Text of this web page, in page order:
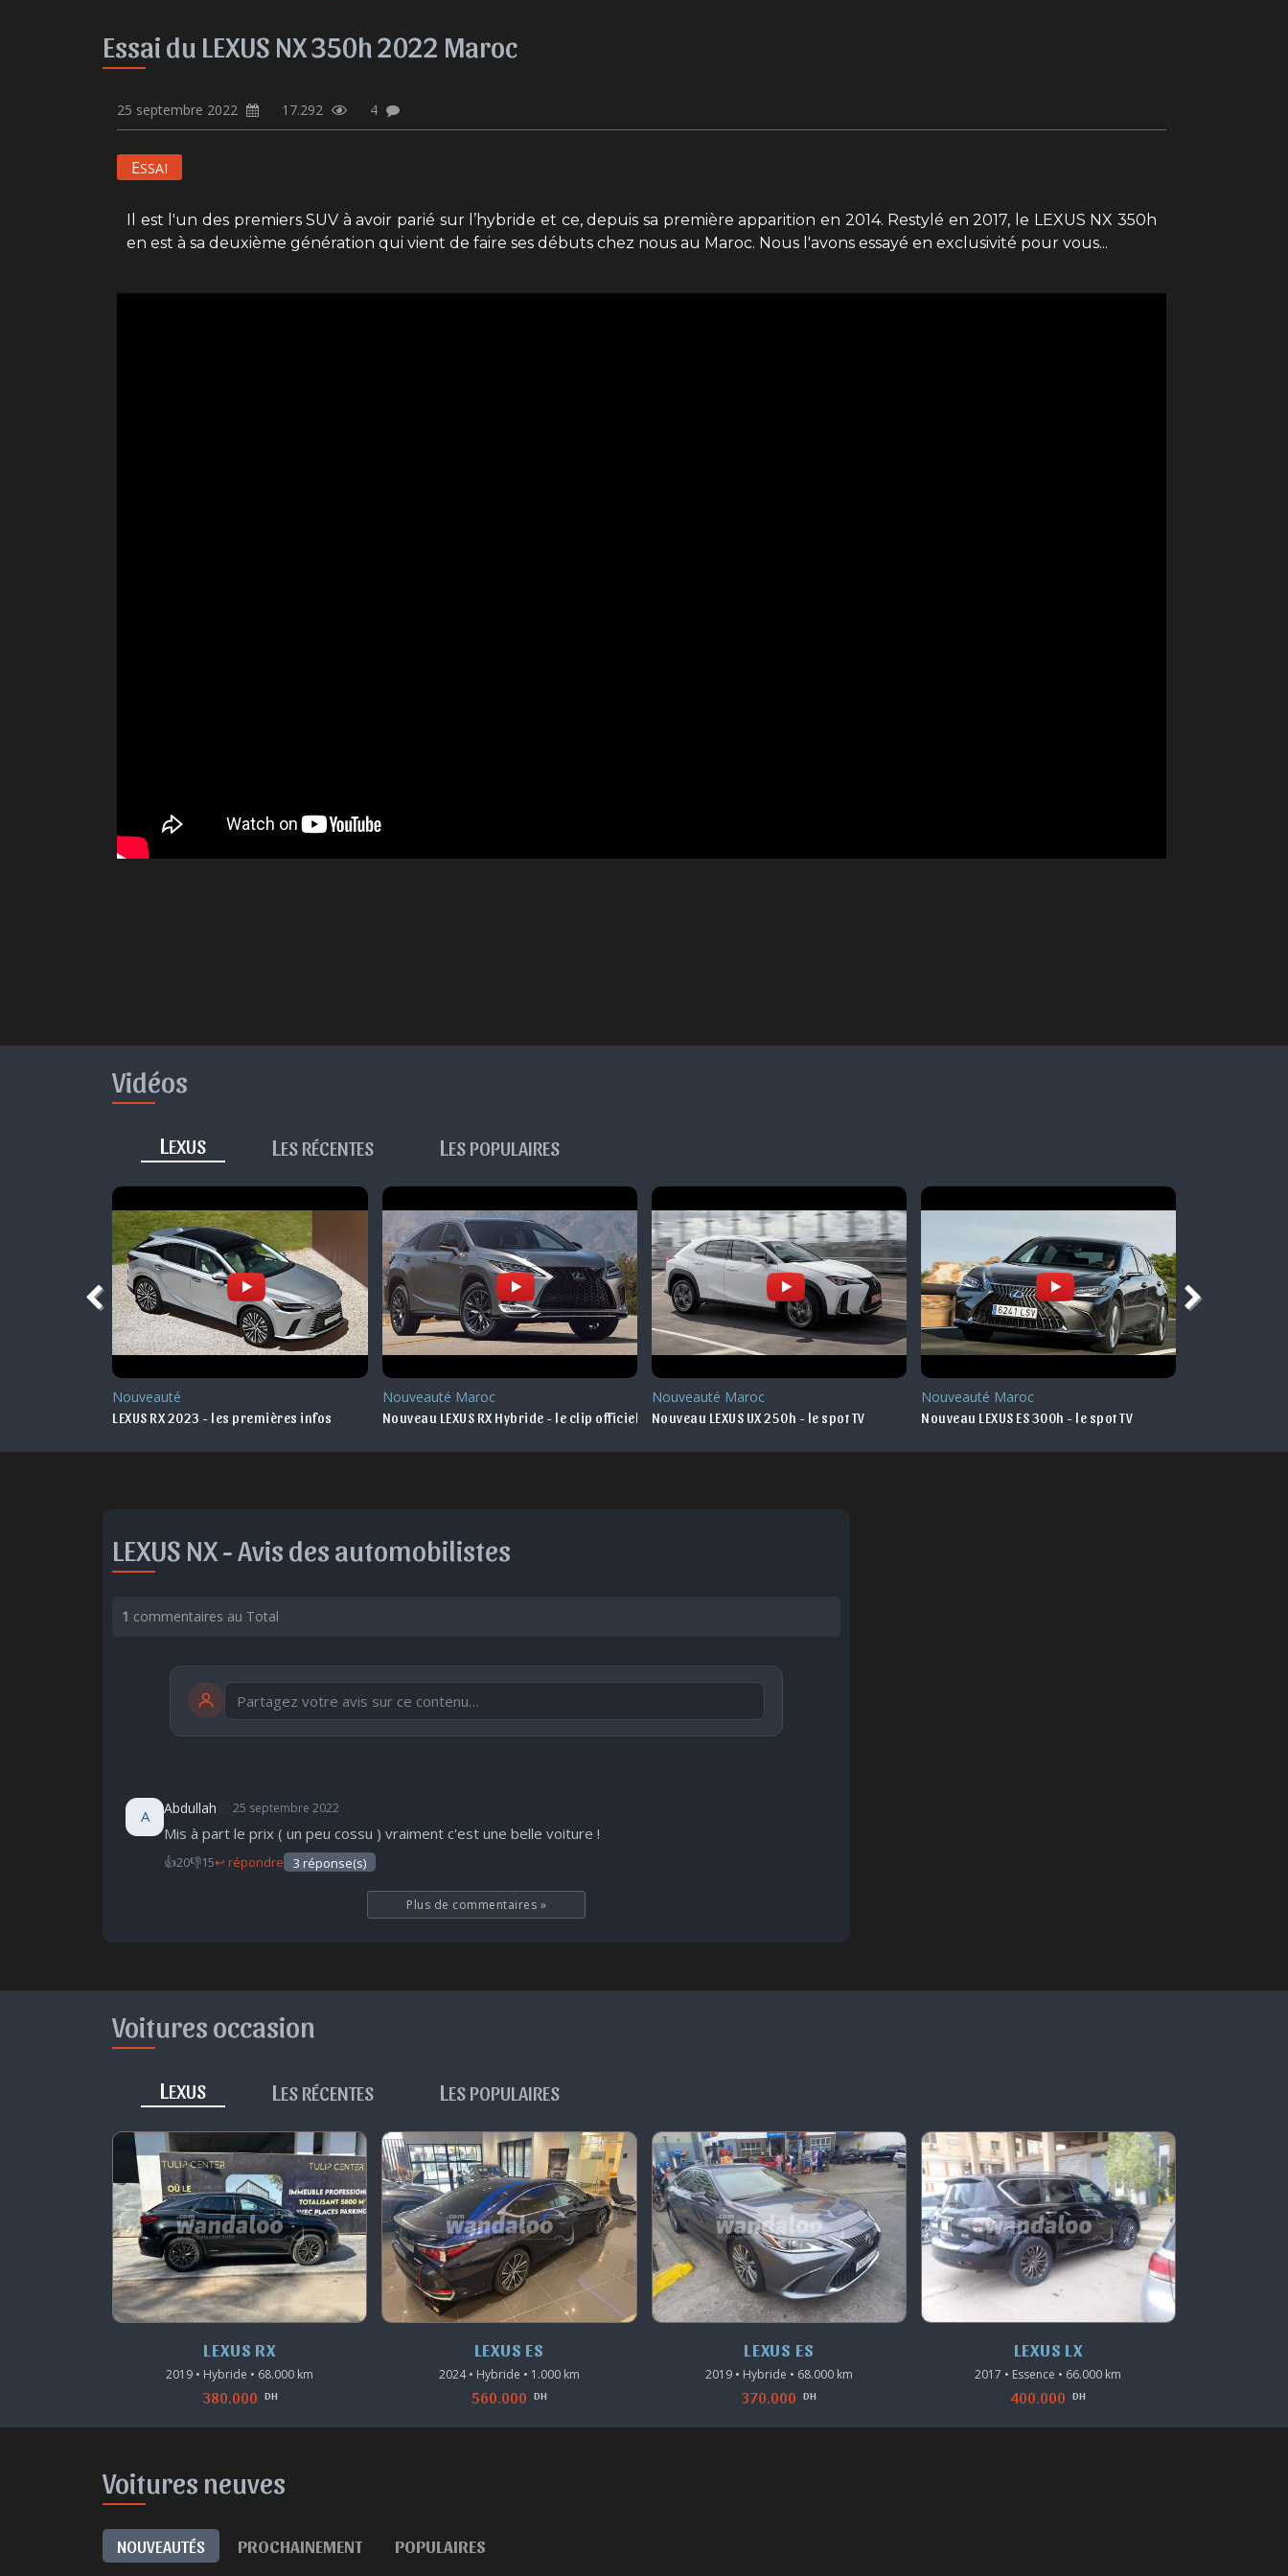
Essai du LEXUS NX 350h 2022 Maroc
25 septembre 2022 17.292 4
ESSAI
Il est l'un des premiers SUV à avoir parié sur l’hybride et ce, depuis sa première apparition en 2014. Restylé en 2017, le LEXUS NX 350h
en est à sa deuxième génération qui vient de faire ses débuts chez nous au Maroc. Nous l'avons essayé en exclusivité pour vous...
Vidéos
L EXUS L ES RÉCENTES L ES POPULAIRES
Nouveauté
LEXUS RX 2023 - les premières infos
Nouveauté Maroc
Nouveau LEXUS RX Hybride - le clip officiel
Nouveauté Maroc
Nouveau LEXUS UX 250h - le spot TV
Nouveauté Maroc
Nouveau LEXUS ES 300h - le spot TV
LEXUS NX -Avis des automobilistes
1 commentaires au Total
🤩
Parfait
👏
Bravo
😄
Réjoui
publication immédiate Publier
A Abdullah 25 septembre 2022
Mis à part le prix ( un peu cossu ) vraiment c'est une belle voiture !
👍20👎15↩ répondre 3 réponse(s)
Plus de commentaires »
Voitures occasion
L EXUS L ES RÉCENTES L ES POPULAIRES
LEXUS RX
2019 • Hybride • 68.000 km
380.000 DH
LEXUS ES
2024 • Hybride • 1.000 km
560.000 DH
LEXUS ES
2019 • Hybride • 68.000 km
370.000 DH
LEXUS LX
2017 • Essence • 66.000 km
400.000 DH
Voitures neuves
NOUVEAUTÉS PROCHAINEMENT POPULAIRES